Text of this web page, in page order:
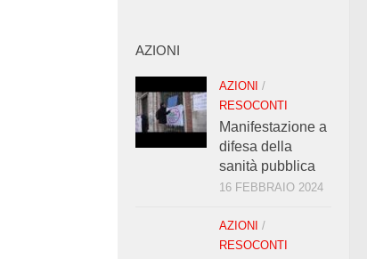
AZIONI
AZIONI /
RESOCONTI
Manifestazione a
difesa della
sanità pubblica
16 FEBBRAIO 2024
AZIONI /
RESOCONTI